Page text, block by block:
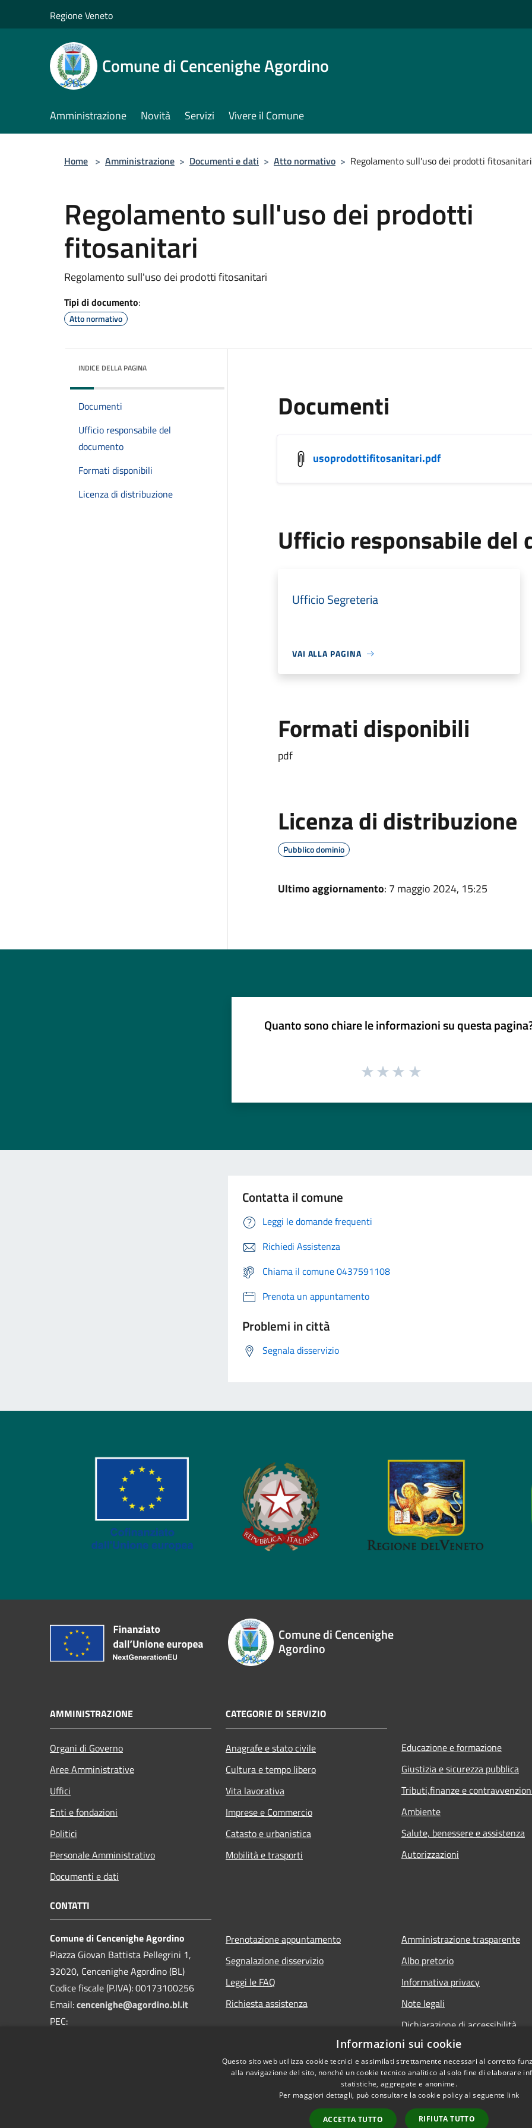
Regione Veneto
Comune di Cencenighe Agordino
Amministrazione Novità Servizi Vivere il Comune
Home > Amministrazione > Documenti e dati > Atto normativo > Regolamento sull'uso dei prodotti fitosanitari
Regolamento sull'uso dei prodotti
fitosanitari
Regolamento sull'uso dei prodotti fitosanitari
Tipi di documento:
Atto normativo
INDICE DELLA PAGINA
Documenti
Ufficio responsabile del
documento
Formati disponibili
Licenza di distribuzione
Documenti
usoprodottifitosanitari.pdf
Ufficio responsabile del
Ufficio Segreteria
VAI ALLA PAGINA
Formati disponibili
pdf
Licenza di distribuzione
Pubblico dominio
Ultimo aggiornamento: 7 maggio 2024, 15:25
Quanto sono chiare le informazioni su questa
Contatta il comune
Leggi le domande frequenti
Richiedi Assistenza
Chiama il comune 0437591108
Prenota un appuntamento
Problemi in città
Segnala disservizio
Comune di Cencenighe
Agordino
AMMINISTRAZIONE
Organi di Governo
Aree Amministrative
Uffici
Enti e fondazioni
Politici
Personale Amministrativo
Documenti e dati
CATEGORIE DI SERVIZIO
Anagrafe e stato civile
Cultura e tempo libero
Vita lavorativa
Imprese e Commercio
Catasto e urbanistica
Mobilità e trasporti
Educazione e formazione
Giustizia e sicurezza pubblica
Tributi,finanze e
Ambiente
Salute, benessere e assistenza
Autorizzazioni
CONTATTI
Comune di Cencenighe Agordino
Piazza Giovan Battista Pellegrini 1,
32020, Cencenighe Agordino (BL)
Codice fiscale (P.IVA): 00173100256
Email:cencenighe@agordino.bl.it
PEC:
Prenotazione appuntamento
Segnalazione disservizio
Leggi le FAQ
Richiesta assistenza
Amministrazione trasparente
Albo pretorio
Informativa privacy
Note legali
Dichiarazione di accessibilità
Informazioni sui cookie
Questo sito web utilizza cookie tecnici e assimilati strettamente necessari al corretto
alla navigazione del sito, nonché un cookie tecnico analitico al solo fine di elaborare
statistiche, aggregate e anonime.
Per maggiori dettagli, può consultare la cookie policy al seguente link
ACCETTA TUTTO RIFIUTA TUTTO